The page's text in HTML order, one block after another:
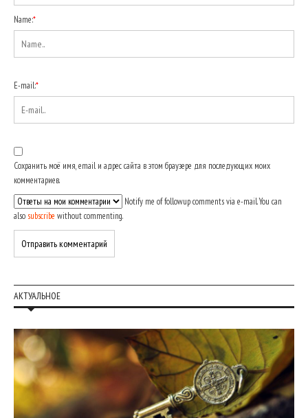
Name:*
E-mail:*
Сохранить моё имя, email и адрес сайта в этом браузере для последующих моих
комментариев.
Notify me of followup comments via e-mail. You can
also subscribe without commenting.
АКТУАЛЬНОЕ